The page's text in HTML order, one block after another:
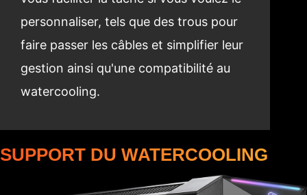
personnaliser, tels que des trous pour
faire passer les câbles et simplifier leur
gestion ainsi qu'une compatibilité au
watercooling.
SUPPORT DU WATERCOOLING